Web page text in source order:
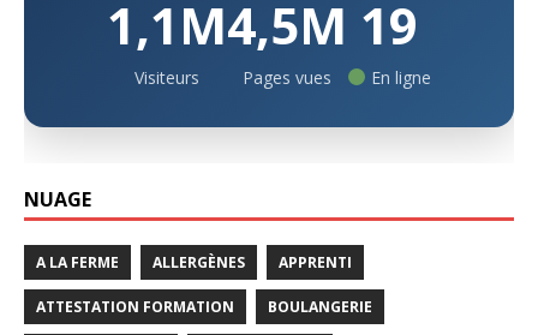
1,1M
Visiteurs
4,5M
Pages vues
19
En ligne
NUAGE
A LA FERME ALLERGÈNES APPRENTI
ATTESTATION FORMATION BOULANGERIE